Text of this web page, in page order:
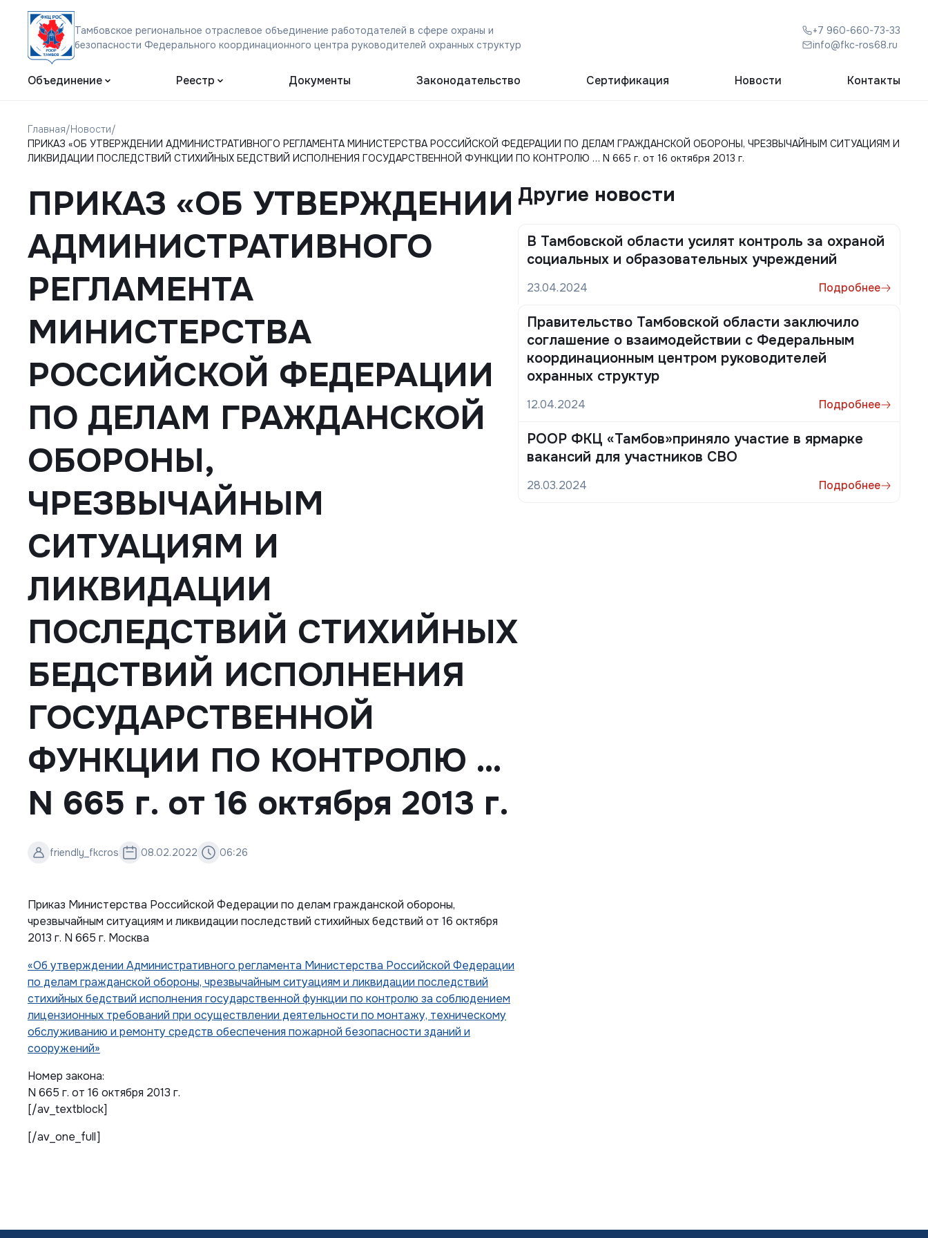
Тамбовское региональное отраслевое объединение работодателей в сфере охраны и
безопасности Федерального координационного центра руководителей охранных структур
+7 960-660-73-33
info@fkc-ros68.ru
Объединение Реестр Документы Законодательство Сертификация Новости Контакты
Главная/Новости/
ПРИКАЗ «ОБ УТВЕРЖДЕНИИ АДМИНИСТРАТИВНОГО РЕГЛАМЕНТА МИНИСТЕРСТВА РОССИЙСКОЙ ФЕДЕРАЦИИ ПО ДЕЛАМ ГРАЖДАНСКОЙ ОБОРОНЫ, ЧРЕЗВЫЧАЙНЫМ СИТУАЦИЯМ И
ЛИКВИДАЦИИ ПОСЛЕДСТВИЙ СТИХИЙНЫХ БЕДСТВИЙ ИСПОЛНЕНИЯ ГОСУДАРСТВЕННОЙ ФУНКЦИИ ПО КОНТРОЛЮ … N 665 г. от 16 октября 2013 г.
ПРИКАЗ «ОБ УТВЕРЖДЕНИИ
АДМИНИСТРАТИВНОГО
РЕГЛАМЕНТА
МИНИСТЕРСТВА
РОССИЙСКОЙ ФЕДЕРАЦИИ
ПО ДЕЛАМ ГРАЖДАНСКОЙ
ОБОРОНЫ,
ЧРЕЗВЫЧАЙНЫМ
СИТУАЦИЯМ И
ЛИКВИДАЦИИ
ПОСЛЕДСТВИЙ СТИХИЙНЫХ
БЕДСТВИЙ ИСПОЛНЕНИЯ
ГОСУДАРСТВЕННОЙ
ФУНКЦИИ ПО КОНТРОЛЮ …
N 665 г. от 16 октября 2013 г.
friendly_fkcros 08.02.2022 06:26
Приказ Министерства Российской Федерации по делам гражданской обороны,
чрезвычайным ситуациям и ликвидации последствий стихийных бедствий от 16 октября
2013 г. N 665 г. Москва
«Об утверждении Административного регламента Министерства Российской Федерации
по делам гражданской обороны, чрезвычайным ситуациям и ликвидации последствий
стихийных бедствий исполнения государственной функции по контролю за соблюдением
лицензионных требований при осуществлении деятельности по монтажу, техническому
обслуживанию и ремонту средств обеспечения пожарной безопасности зданий и
сооружений»
Номер закона:
N 665 г. от 16 октября 2013 г.
[/av_textblock]
[/av_one_full]
Другие новости
В Тамбовской области усилят контроль за охраной
социальных и образовательных учреждений
23.04.2024 Подробнее
Правительство Тамбовской области заключило
соглашение о взаимодействии с Федеральным
координационным центром руководителей
охранных структур
12.04.2024 Подробнее
РООР ФКЦ «Тамбов»приняло участие в ярмарке
вакансий для участников СВО
28.03.2024 Подробнее